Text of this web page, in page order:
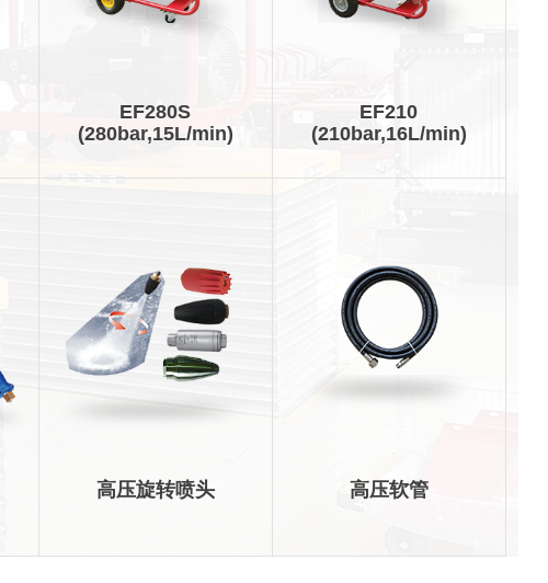
EF280S
(280bar,15L/min)
EF210
(210bar,16L/min)
高压旋转喷头 高压软管